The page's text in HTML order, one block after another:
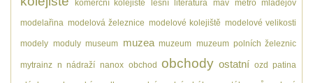
komerční kolejiště lesní literatura máv metro mladějov
modelařina modelová železnice modelové kolejiště modelové velikosti
modely moduly museum muzea muzeum muzeum polních železnic
mytrainz n nádraží nanox obchod obchody ostatní ozd patina